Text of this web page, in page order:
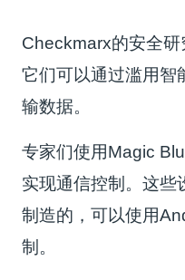
Checkmarx的安全研
它们可以通过滥用智
输数据。
专家们使用Magic
实现通信控制。这些
制造的，可以使用
制。